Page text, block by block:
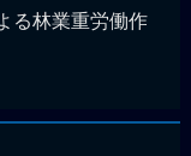
る林業重労働作